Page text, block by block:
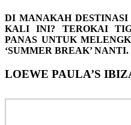
DI MANAKAH
KALI INI? TEROKAI
PANAS UNTUK
‘SUMMER BREAK’ NANTI.
LOEWE PAULA’S